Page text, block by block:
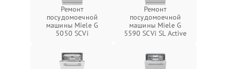
Ремонт
посудомоечной
машины Miele G
5050 SCVi
Ремонт
посудомоечной
машины Miele G
5590 SCVi SL Active